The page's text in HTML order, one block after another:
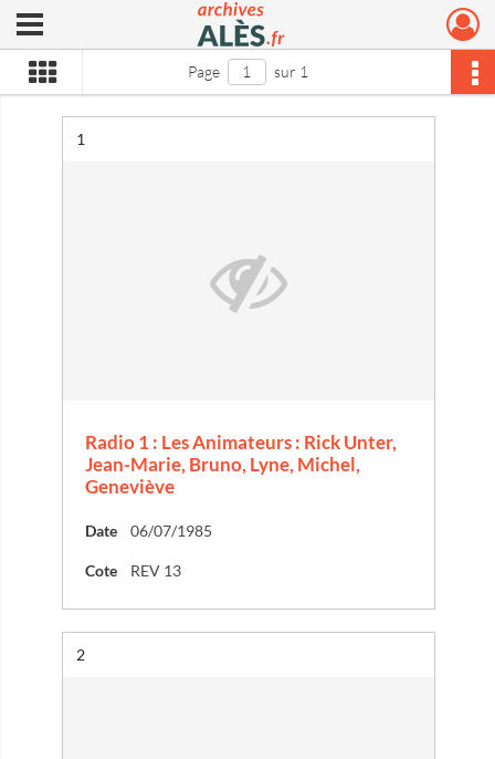
Archives municipales d'Alès
Ouvrir le menu déroulant
Page sur 1
Résultat n°
1
Radio 1 : Les Animateurs : Rick Unter,
Jean-Marie, Bruno, Lyne, Michel,
Geneviève
Date 06/07/1985
Cote REV 13
Résultat n°
2